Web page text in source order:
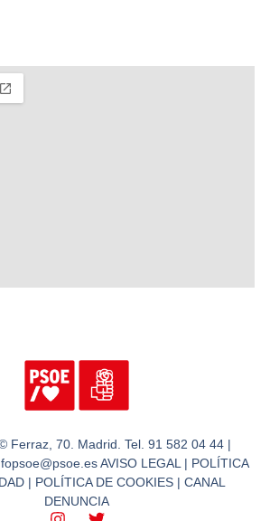
Ferraz, 70. Madrid. Tel. 91 582 04 44 |
AVISO LEGAL | POLÍTICA
| POLÍTICA DE COOKIES | CANAL
DENUNCIA